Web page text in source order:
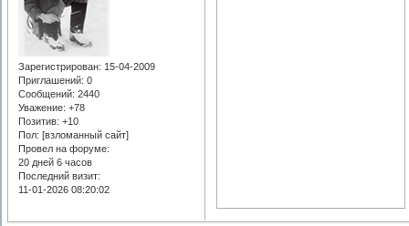
Зарегистрирован: 15-04-2009
Приглашений: 0
Сообщений: 2440
Уважение: +78
Позитив: +10
Пол: [взломанный сайт]
Провел на форуме:
20 дней 6 часов
Последний визит:
11-01-2026 08:20:02